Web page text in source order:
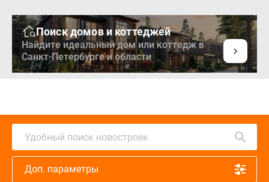
Поиск домов и коттеджей
Найдите идеальный дом или коттедж в
Санкт-Петербурге и области
Удобный поиск новостроек
Доп. параметры